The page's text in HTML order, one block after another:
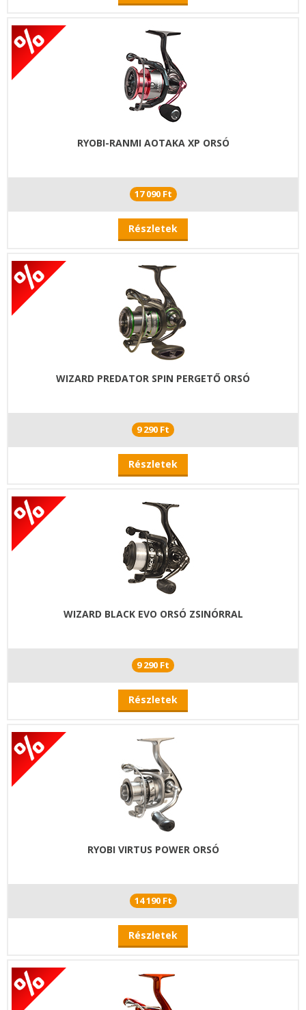
RYOBI-RANMI AOTAKA XP ORSÓ
17 090 Ft
Részletek
WIZARD PREDATOR SPIN PERGETŐ ORSÓ
9 290 Ft
Részletek
WIZARD BLACK EVO ORSÓ ZSINÓRRAL
9 290 Ft
Részletek
RYOBI VIRTUS POWER ORSÓ
14 190 Ft
Részletek